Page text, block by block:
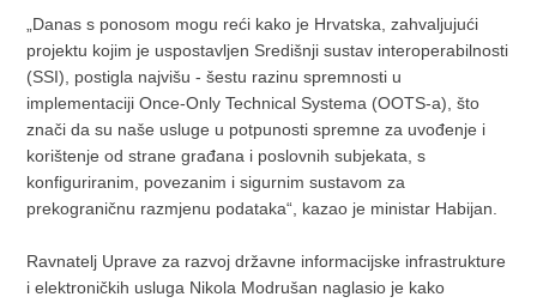
„Danas s ponosom mogu reći kako je Hrvatska, zahvaljujući
projektu kojim je uspostavljen Središnji sustav interoperabilnosti
(SSI), postigla najvišu - šestu razinu spremnosti u
implementaciji Once-Only Technical Systema (OOTS-a), što
znači da su naše usluge u potpunosti spremne za uvođenje i
korištenje od strane građana i poslovnih subjekata, s
konfiguriranim, povezanim i sigurnim sustavom za
prekograničnu razmjenu podataka“, kazao je ministar Habijan.
Ravnatelj Uprave za razvoj državne informacijske infrastrukture
i elektroničkih usluga Nikola Modrušan naglasio je kako